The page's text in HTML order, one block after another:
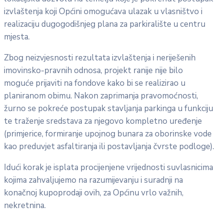
izvlaštenja koji Općini omogućava ulazak u vlasništvo i
realizaciju dugogodišnjeg plana za parkiralište u centru
mjesta.
Zbog neizvjesnosti rezultata izvlaštenja i neriješenih
imovinsko-pravnih odnosa, projekt ranije nije bilo
moguće prijaviti na fondove kako bi se realizirao u
planiranom obimu. Nakon zaprimanja pravomoćnosti,
žurno se pokreće postupak stavljanja parkinga u funkciju
te traženje sredstava za njegovo kompletno uređenje
(primjerice, formiranje upojnog bunara za oborinske vode
kao preduvjet asfaltiranja ili postavljanja čvrste podloge).
Idući korak je isplata procijenjene vrijednosti suvlasnicima
kojima zahvaljujemo na razumijevanju i suradnji na
konačnoj kupoprodaji ovih, za Općinu vrlo važnih,
nekretnina.